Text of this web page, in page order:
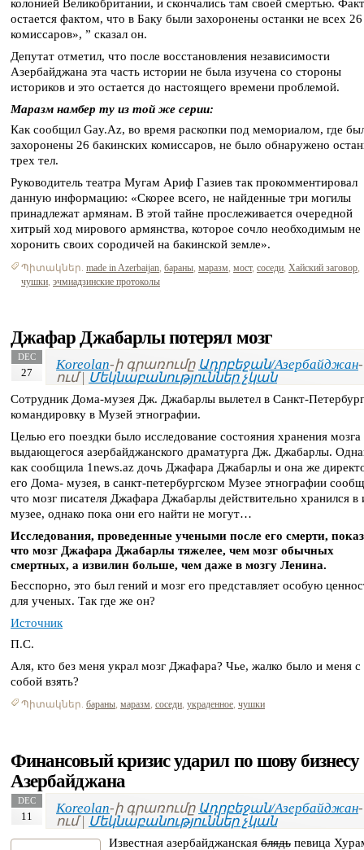
колонией Великобритании, и скончались там своей смертью. Факт
остается фактом, что в Баку были захоронены останки не всех 26
комиссаров», ” сказал он.
Депутат отметил, что после восстановления независимости
Азербайджана эта часть истории не была изучена со стороны
историков и это остается до настоящего времени проблемой.
Маразм намбер ту из той же серии:
Как сообщил Gay.Az, во время раскопки под мемориалом, где
захоронены 26 бакинских комиссаров, не было обнаружено
трех тел.
Руководитель театра Мугам Ариф Газиев так прокомментировал
данную информацию: «Скорее всего, не найденные три могилы
принадлежат армянам. В этой тайне прослеживается очередной
хитрый ход мирового армянства, которое сочло необходимым не
хоронить своих сородичей на бакинской земле».
Պիտակներ. made in Azerbaijan бараны маразм мост, соседи Хайский заговор
чушки эчмиадзинские протоколы
Джафар Джабарлы потерял мозг
DEC
27
Koreolan-ի գրառումը Ադրբեջան/Азербайджан-
ում | Մեկնաբանություններ չկան
Сотрудник Дома-музея Дж. Джабарлы вылетел в Санкт-
командировку в Музей этнографии.
Целью его поездки было исследование состояния хранения мозга
выдающегося азербайджанского драматурга Дж. Джабарлы.
как сообщила 1news.az дочь Джафара Джабарлы и она же
его Дома- музея, в санкт-петербургском Музее этнографии
что мозг писателя Джафара Джабарлы действительно хранился в
музее, однако пока они его найти не могут…
Исследования, проведенные учеными после его смерти,
что мозг Джафара Джабарлы тяжелее, чем мозг обычных
смертных, а извилин больше, чем даже в мозгу Ленина.
Бесспорно, это был гений и мозг его представляет особую
для ученых. Так где же он?
Источник
П.С.
Аля, кто без меня украл мозг Джафара? Чье, жалко было и меня с
собой взять?
Պիտակներ. бараны, маразм, соседи, украденное, чушки
Финансовый кризис ударил по шову бизнесу
Азербайджана
DEC
11
Koreolan-ի գրառումը Ադրբեջան/Азербайджан-
ում | Մեկնաբանություններ չկան
Известная азербайджанская блядь певица